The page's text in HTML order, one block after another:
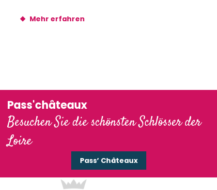
Mehr erfahren
Pass'châteaux
Besuchen Sie die schönsten Schlösser der
Loire
Pass’ Châteaux